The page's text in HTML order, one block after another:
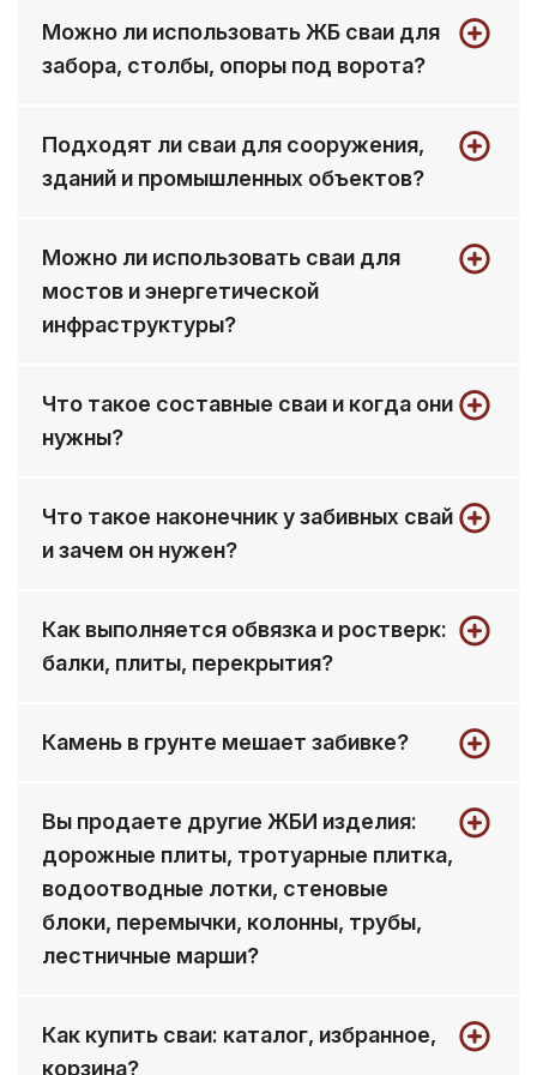
армированием: арматура формирует
каркас, который обеспечивает прочность
Можно ли использовать ЖБ сваи для
забора, столбы, опоры под ворота?
забора, под столбы и разные опоры -
важно правильно подобрать длину и
Подходят ли сваи для сооружения,
зданий и промышленных объектов?
зданий, но решение принимается по
проекту: учитываются нагрузки, схема
ростверка/обвязки и условия площадки.
Можно ли использовать сваи для
мостов и энергетической
инфраструктуры?
элементы энергетической
инфраструктуры) сваи применяются, но
по нагрузкам, иногда - усиленные решения.
Что такое составные сваи и когда они
нужны?
большая длина погружения. Подбор
зависит от геологии и проекта.
Что такое наконечник у забивных свай
и зачем он нужен?
слои и снижать риск повреждений при
забивке (вариант исполнения зависит от
Как выполняется обвязка и ростверк:
балки, плиты, перекрытия?
через обвязку или ростверк: далее можно
Камень в грунте мешает забивке?
работу, но обычно решение подбирают по
месту: корректируют точку погружения и
схему свайного поля.
Вы продаете другие ЖБИ изделия:
дорожные плиты, тротуарные плитка,
водоотводные лотки, стеновые
блоки, перемычки, колонны, трубы,
лестничные марши?
решений (сваи и комплектующие). По
запросу подскажем, где в регионе обычно
Как купить сваи: каталог, избранное,
корзина?